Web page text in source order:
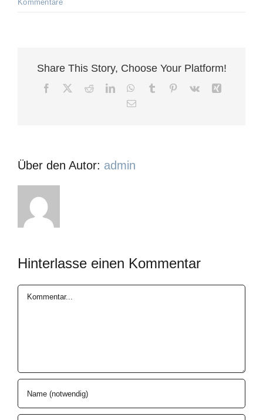
Kommentare
Share This Story, Choose Your Platform!
Facebook RedditLinkedInWhatsApp
Tumblr Pinterest
Vk
E-
Über den Autor: admin
Hinterlasse einen Kommentar
Kommentar